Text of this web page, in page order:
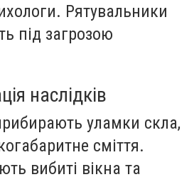
Рятувальники
під загрозою
наслідків
уламки скла,
сміття.
вибиті вікна та